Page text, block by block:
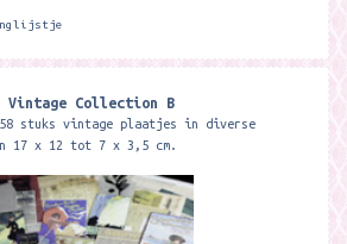
Collection B
58 stuks vintage plaatjes in diverse
17 x 12 tot 7 x 3,5 cm.